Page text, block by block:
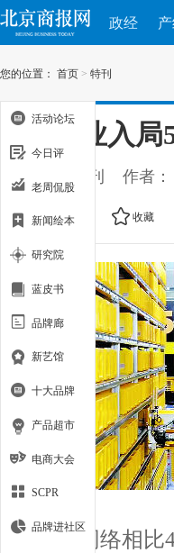
政经
您的位置： 首页 > 特刊
多企业入局
出处：特刊 作者：
大 中 收藏
5G网络相比
活动论坛
今日评
老周侃股
新闻绘本
研究院
蓝皮书
品牌廊
新艺馆
十大品牌
产品超市
电商大会
SCPR
品牌进社区